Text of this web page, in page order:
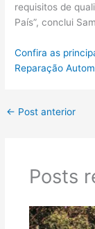
requisitos de
País”, conclui
Confira as
Reparação
← Post anterior
Posts